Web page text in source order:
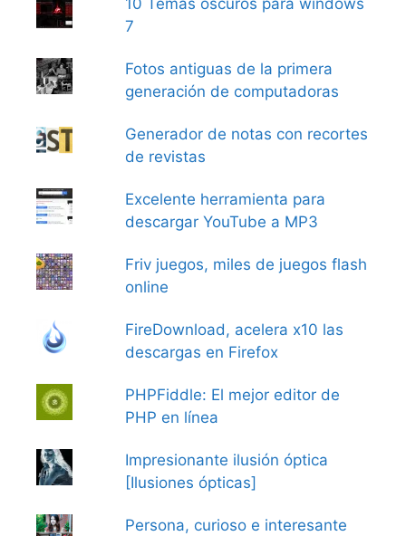
10 Temas oscuros para windows
7
Fotos antiguas de la primera
generación de computadoras
Generador de notas con recortes
de revistas
Excelente herramienta para
descargar YouTube a MP3
Friv juegos, miles de juegos flash
online
FireDownload, acelera x10 las
descargas en Firefox
PHPFiddle: El mejor editor de
PHP en línea
Impresionante ilusión óptica
[Ilusiones ópticas]
Persona, curioso e interesante